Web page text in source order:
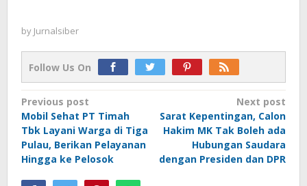
by Jurnalsiber
Follow Us On
Post
navigation
Previous post
Mobil Sehat PT Timah
Tbk Layani Warga di Tiga
Pulau, Berikan Pelayanan
Hingga ke Pelosok
Next post
Sarat Kepentingan, Calon
Hakim MK Tak Boleh ada
Hubungan Saudara
dengan Presiden dan DPR